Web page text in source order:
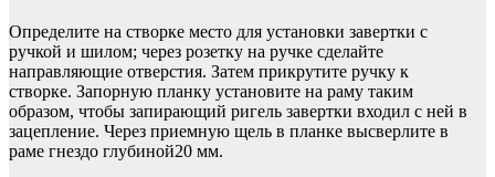
Определите на створке место для установки завертки с
ручкой и шилом; через розетку на ручке сделайте
направляющие отверстия. Затем прикрутите ручку к
створке. Запорную планку установите на раму таким
образом, чтобы запирающий ригель завертки входил с ней в
зацепление. Через приемную щель в планке высверлите в
раме гнездо глубиной20 мм.